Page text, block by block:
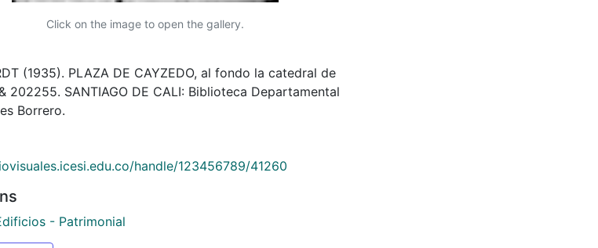
Click on the image to open the gallery.
(1935). PLAZA DE CAYZEDO, al fondo la catedral de
202255. SANTIAGO DE CALI: Biblioteca Departamental
Borrero.
handle/123456789/41260
- Patrimonial